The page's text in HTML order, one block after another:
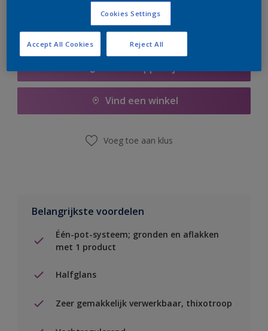
Vind een winkel
Voeg toe aan klus
Belangrijkste voordelen
Één-pot-systeem; gronden en aflakken
met 1 product
Halfglans
Zeer gemakkelijk verwerkbaar, thixotroop
Cookies Settings
Reject All
Accept All Cookies